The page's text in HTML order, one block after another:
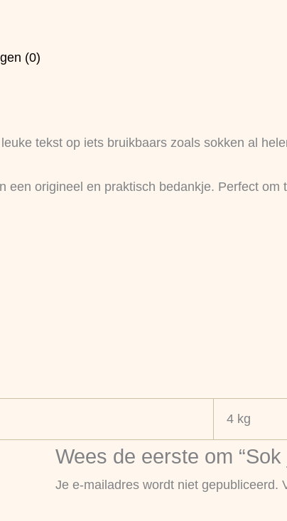
(0)
tekst op iets bruikbaars zoals sokken al
een origineel en praktisch bedankje. Perfect
4 kg
Wees de eerste om
Je e-mailadres wordt niet gepubliceerd.